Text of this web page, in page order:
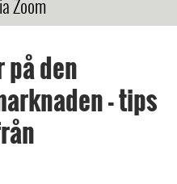
Zoom
den
- tips